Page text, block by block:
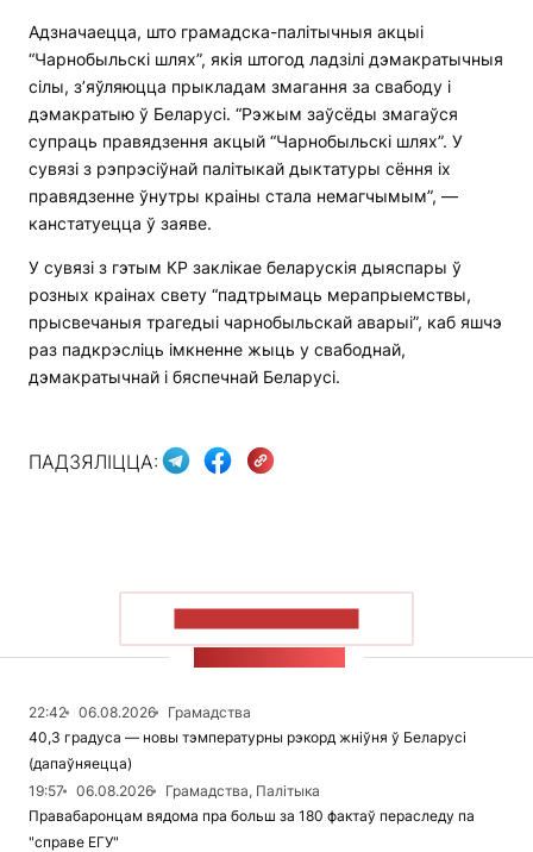
Адзначаецца, што грамадска-палітычныя акцыі
“Чарнобыльскі шлях”, якія штогод ладзілі дэмакратычныя
сілы, з’яўляюцца прыкладам змагання за свабоду і
дэмакратыю ў Беларусі. “Рэжым заўсёды змагаўся
супраць правядзення акцый “Чарнобыльскі шлях”. У
сувязі з рэпрэсіўнай палітыкай дыктатуры сёння іх
правядзенне ўнутры краіны стала немагчымым”, —
канстатуецца ў заяве.
У сувязі з гэтым КР заклікае беларускія дыяспары ў
розных краінах свету “падтрымаць мерапрыемствы,
прысвечаныя трагедыі чарнобыльскай аварыі”, каб яшчэ
раз падкрэсліць імкненне жыць у свабоднай,
дэмакратычнай і бяспечнай Беларусі.
ПАДЗЯЛІЦЦА:
22:42 06.08.2026
Грамадства
40,3 градуса — новы тэмпературны рэкорд жніўня ў Беларусі
(дапаўняецца)
19:57
06.08.2026
Грамадства, Палітыка
Правабаронцам вядома пра больш за 180 фактаў пераследу па
"справе ЕГУ"